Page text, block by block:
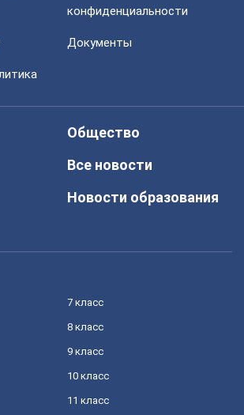
конфиденциальности
Документы
Общество
Все новости
Новости образования
7 класс
8 класс
9 класс
10 класс
11 класс